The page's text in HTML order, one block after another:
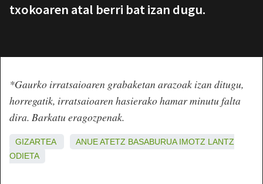
txokoaren atal berri bat izan dugu.
*Gaurko irratsaioaren grabaketan arazoak izan ditugu,
horregatik, irratsaioaren hasierako hamar minutu falta
dira. Barkatu eragozpenak.
GIZARTEA ANUEATETZ BASABURUA IMOTZ LANTZ
ODIETA